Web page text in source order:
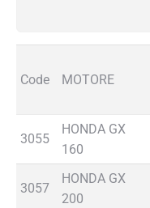
Code
MOTORE
3055
HONDA GX
160
3057
HONDA GX
200